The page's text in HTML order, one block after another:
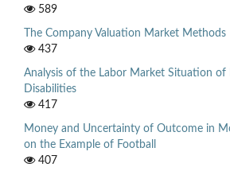
589
The Company Valuation Market Methods
437
Analysis of the Labor Market Situation of
Disabilities
417
Money and Uncertainty of Outcome in
on the Example of Football
407